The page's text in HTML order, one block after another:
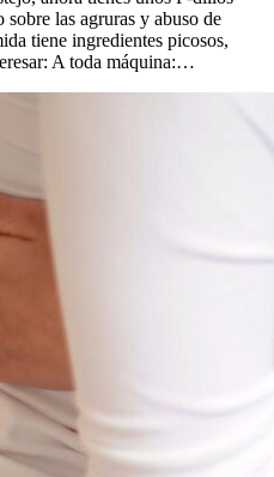
sobre las agruras y abuso de
tiene ingredientes picosos,
A toda máquina:…